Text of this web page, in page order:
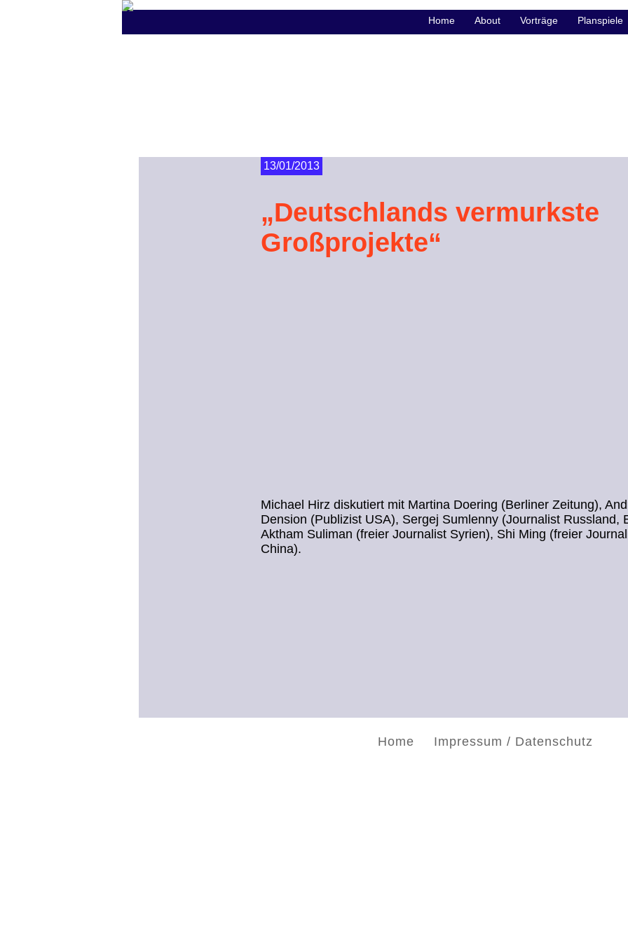
13/01/2013
„Deutschlands vermurkste
Großprojekte“
Michael Hirz diskutiert mit Martina Doering (Berliner Zeitung),
Dension (Publizist USA), Sergej Sumlenny (Journalist Russland,
Aktham Suliman (freier Journalist Syrien), Shi Ming (freier
China).
Home Impressum / Datenschutz
Home About Vorträge Planspiele